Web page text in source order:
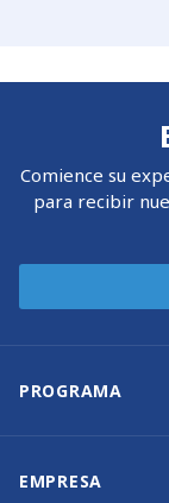
Comience su
para recibir
PROGRAMA
EMPRESA